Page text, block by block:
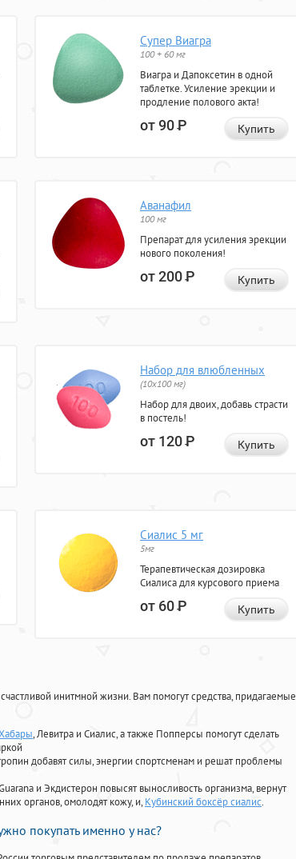
Супер Виагра
100 + 60 мг
Виагра и Дапоксетин в одной
таблетке. Усиление эрекции и
продление полового акта!
от 90Р Купить
Аванафил
100 мг
Препарат для усиления эрекции
нового поколения!
от 200Р Купить
Набор для влюбленных
(10х100 мг)
Набор для двоих, добавь страсти
в постель!
от 120Р Купить
Сиалис 5 мг
5мг
Терапевтическая дозировка
Сиалиса для курсового приема
от 60Р Купить
инитмной жизни. Вам помогут средства, придагаемые
, Левитра и Сиалис, а также Попперсы помогут сделать
добавят силы, энергии спортсменам и решат проблемы
и Экдистерон повысят выносливость организма, вернут
органов, омолодят кожу, и, Кубинский боксёр сиалис.
покупать именно у нас?